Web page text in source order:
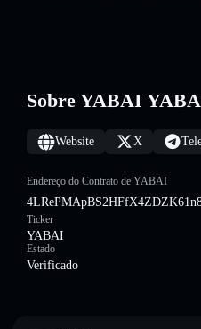
Sobre YABAI
Website X
Endereço do Contrato de YABAI
Ticker
YABAI
Estado
Verificado